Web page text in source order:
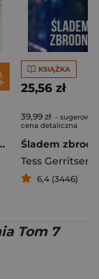
1 wydanie kolekcyjne
KSIĄŻKA
25,56 zł
39,99 zł -
cena detaliczna
Śladem
Tess Gerritsen
6,4 (3446)
Tom 7